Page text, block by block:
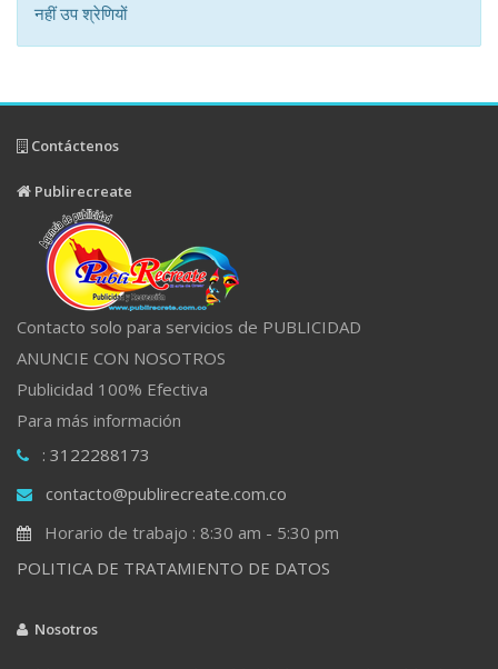
नहीं उप श्रेणियों
Contáctenos
Publirecreate
Contacto solo para servicios de PUBLICIDAD
ANUNCIE CON NOSOTROS
Publicidad 100% Efectiva
Para más información
: 3122288173
contacto@publirecreate.com.co
Horario de trabajo : 8:30 am - 5:30 pm
POLITICA DE TRATAMIENTO DE DATOS
Nosotros